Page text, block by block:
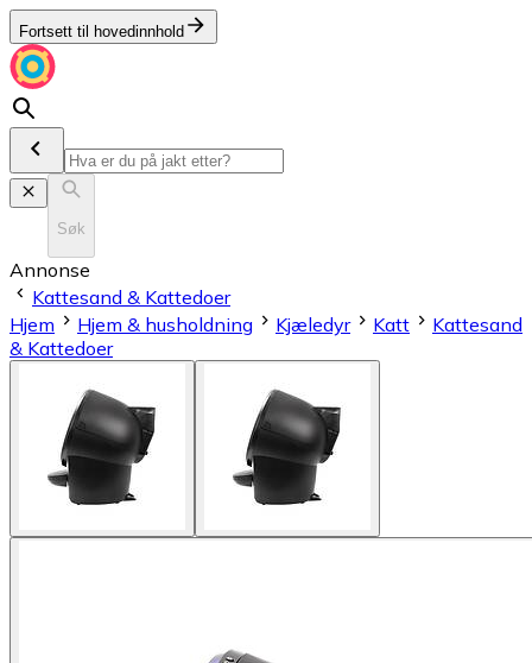
Fortsett til hovedinnhold
Søk
Annonse
Kattesand & Kattedoer
Hjem
Hjem & husholdning Kjæledyr Katt
Kattesand
& Kattedoer